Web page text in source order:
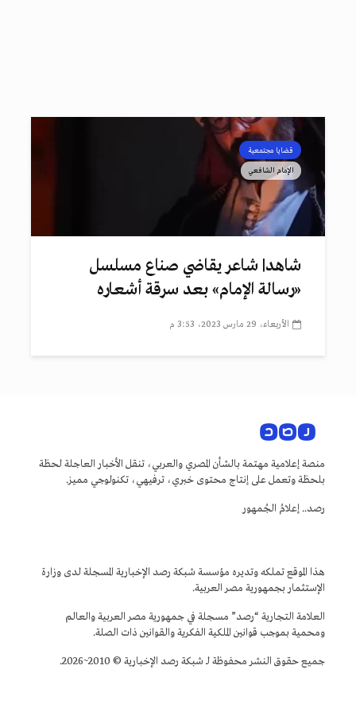
قضايا مجتمعية
الإمام الشافعي
شاهد| شاعر يقاضي صناع مسلسل
«رسالة الإمام» بعد سرقة أشعاره
الأربعاء، 29 مارس 2023، 3:53 م
منصة إعلامية مهتمة بالشأن المصري والعربي، تنقل الأخبار العاجلة لحظة
بلحظة وتعمل على إنتاج محتوى خبري، ترفيهي، تكنولوجي مميز.
رصد.. إعلامُ الجُمهور
هذا الموقع تملكه وتديره مؤسسة شبكة رصد الإخبارية المسجلة لدى وزارة
الإستثمار بجمهورية مصر العربية.
العلامة التجارية “رصد” مسجلة في جمهورية مصر العربية والعالم
ومحمية بموجب قوانين الملكية الفكرية والقوانين ذات الصلة.
جميع حقوق النشر محفوظة لـ شبكة رصد الإخبارية © 2010~2026.